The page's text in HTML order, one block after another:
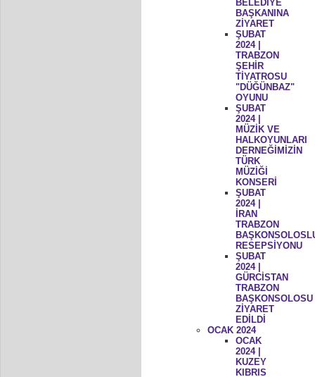
BELEDİYE
BAŞKANINA
ZİYARET
ŞUBAT
2024 |
TRABZON
ŞEHİR
TİYATROSU
"DÜĞÜNBAZ"
OYUNU
ŞUBAT
2024 |
MÜZİK VE
HALKOYUNLARI
DERNEĞİMİZİN
TÜRK
MÜZİĞİ
KONSERİ
ŞUBAT
2024 |
İRAN
TRABZON
RESEPSİYONU
ŞUBAT
2024 |
GÜRCİSTAN
TRABZON
BAŞKONSOLOSU
ZİYARET
EDİLDİ
OCAK 2024
OCAK
2024 |
KUZEY
KIBRIS